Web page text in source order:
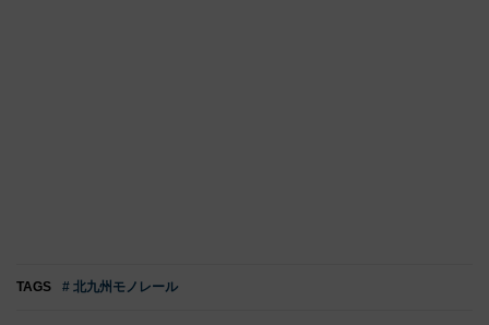
TAGS # 北九州モノレール